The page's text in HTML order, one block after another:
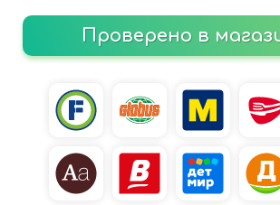
Проверено в